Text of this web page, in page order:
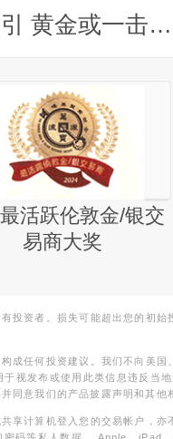
领峰金评：静待小非农指引 黄金或一击破局
活跃伦敦金/银交
易商大奖
投资者。损失可能超出您的初始
成任何投资建议。我们不向美
视发布或使用此类信息违反当
同意我们的产品披露声明和其他
享计算机登入您的交易帐户，